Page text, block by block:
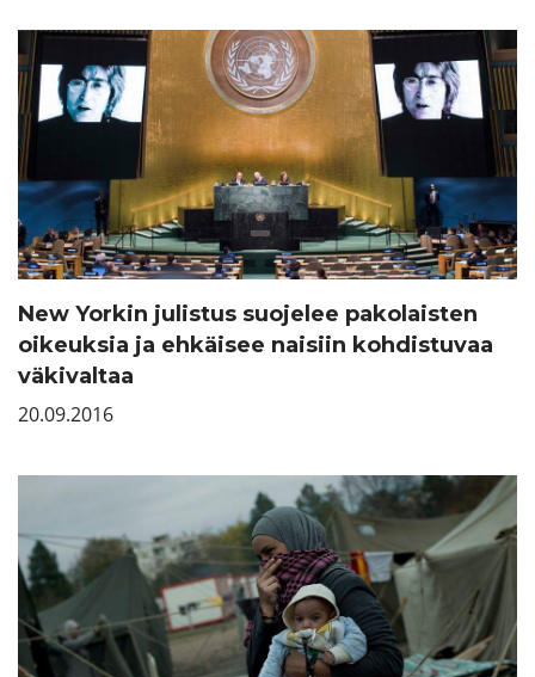
New Yorkin julistus suojelee pakolaisten
oikeuksia ja ehkäisee naisiin kohdistuvaa
väkivaltaa
20.09.2016